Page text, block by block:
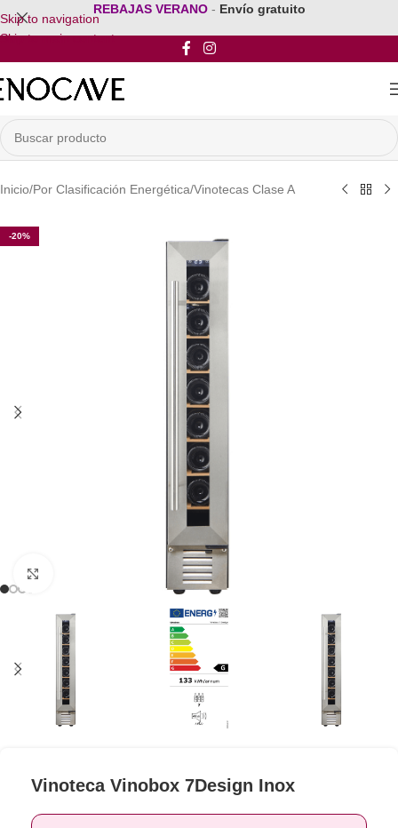
Skip to navigation
Skip to main content
REBAJAS VERANO - Envío gratuito
Inicio/Por Clasificación Energética/Vinotecas Clase A
-20%
Vinoteca Vinobox 7Design Inox